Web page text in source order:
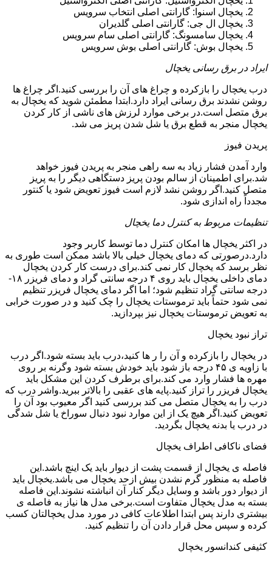
یخچال اسنوا: گارانتی اصلی انتخاب سرویس
یخچال ال جی: گارانتی اصلی گلدیران
یخچال سامسونگ: گارانتی اصلی سام سرویس
یخچال بوش: گارانتی اصلی بوش سرویس
ایراد در برق رسانی یخچال
درب یخچال را بازکرده و چراغ های آن را بررسی کنید.اگر چراغ ها
روشن نشدند برق رسانی ایراد دارد.ابتدا مطمئن شوید که یخچال به
برق متصل است.در برخی موارد لرزش های ناشی از کار کردن
یخچال منجر به قطع برق یا شل شدن پریز می شد.
پریدن فیوز
وارد آمدن فشار زیاد به سه راهی منجر به پریدن فیوز خواهد
شد.برای اطمینان از سالم بودن پریز دستگاهی دیگر را به پریز
متصل کنید.اگر روشن نشد لازم است فیوز تعویض شود یا کنتور
مجدداً راه اندازی شود.
تنظیمات مربوط به کنترل دما یخچال
در اکثر یخچال ها امکان کنترل دما توسط کاربر وجود
دارد.درصورتی که دمای یخچال خیلی بالا باشد ممکن است طوری به
نظر برسد که یخچال کار نمی کند.برای درست کار کردن یخچال
دمای داخلی یخچال باید روی ۴ درجه سانتی گراد و دمای فریزر ۱۸-
درجه سانتی گراد تنظیم شود؛ اما اگر دمای یخچال فریزر تنظیم
نمی شود حتماً باید ترموستات یخچال را چک کنید و در صورت خرابی
به تعویض ترموستات یخچال نیز بپردازید.
تراز نبود یخچال
در یخچال را بازکرده و آن را ر ها کنید،درب باید بسته شود.اگر درب
با زاویه ی ۴۵ درجه باز شود باید خودش بسته شود وگرنه بر روی
مهره ها فشار وارد می کند.برای برطرف کردن این مشکل باید
یخچال فریزر را تراز کنید.پایه های عقبی را بالاتر ببرید.واشر درب که
درب را به یخچال متصل می کند بررسی کنید اگر معیوب بود آن را
تعویض کنید.اگر هیچ یک از این موارد نبود دنبال سوراخ یا شل شدگی
در درب یا بدنه یخچال بگردید.
فضای ناکافی اطراف یخچال
فاصله ی یخچال از قسمت پشت از دیوار باید یک اینچ باشد.این
فاصله به منظور گرم نشدن بیش ازحد یخچال می باشد.یخچال باید
از دیوار دور باشد و وسایل دیگر کنار آن انباشته نشوند.این فاصله
بسته به مدل یخچال متفاوت است.برخی مدل ها نیاز به فاصله ی
بیشتری دارند پس ابتدا اطلاعات کافی در مورد مدل یخچالتان کسب
کرده و سپس محل قرار دادن آن را تنظیم کنید.
کثیفی کندانسور یخچال